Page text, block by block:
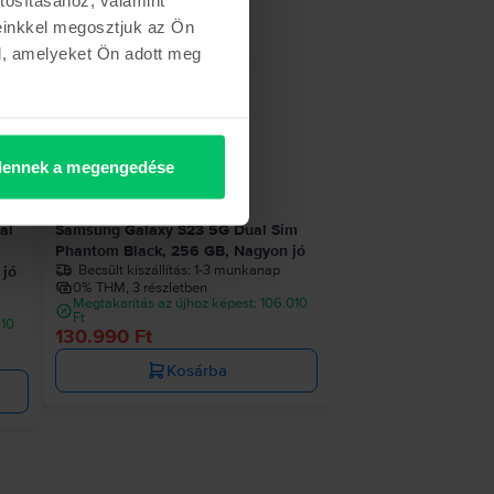
megosztjuk az Ön
amelyeket Ön adott meg
a megengedése
jó
Samsung Galaxy S23 5G Dual Sim
Phantom Black, 256 GB, Nagyon jó
Becsült kiszállítás: 1-3 munkanap
0% THM, 3 részletben
Megtakarítás az újhoz képest: 106.010
Ft
130.990 Ft
Kosárba